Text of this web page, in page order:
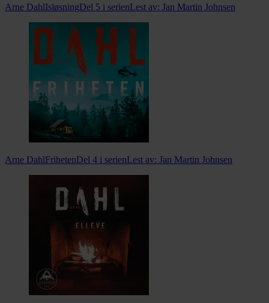
Arne DahlIsløsningDel 5 i serienLest av: Jan Martin Johnsen
Arne DahlFrihetenDel 4 i serienLest av: Jan Martin Johnsen